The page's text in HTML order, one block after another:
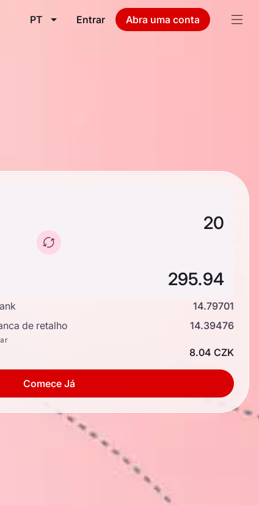
PT Entrar Abra uma conta
14.79701
de retalho
14.39476
8.04 CZK
Comece Já